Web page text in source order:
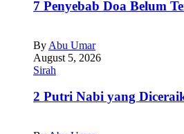
7 Penyebab Doa Belum
By Abu Umar
August 5, 2026
Sirah
2 Putri Nabi yang